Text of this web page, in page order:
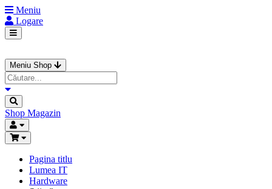
Meniu
Logare
Meniu Shop
Shop Magazin
Pagina titlu
Lumea IT
Hardware